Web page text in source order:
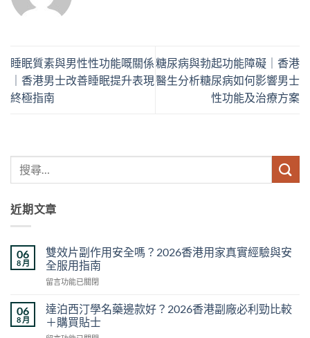
睡眠質素與男性性功能嘅關係
｜香港男士改善睡眠提升表現
終極指南
糖尿病與勃起功能障礙｜香港
醫生分析糖尿病如何影響男士
性功能及治療方案
近期文章
06
8 月
雙效片副作用安全嗎？2026香港用家真實經驗與安
全服用指南
在
效
片
副
留言功能已關閉
06
8 月
達泊西汀學名藥邊款好？2026香港副廠必利勁比較
＋購買貼士